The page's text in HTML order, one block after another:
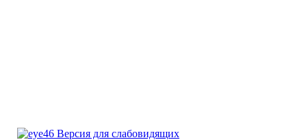
Версия для слабовидящих